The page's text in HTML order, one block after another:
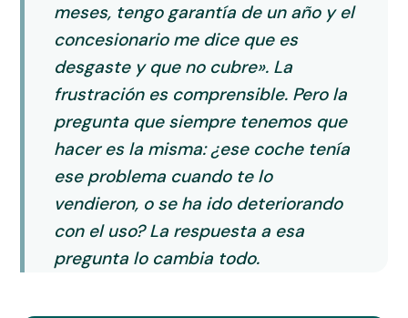
meses, tengo garantía de un año y el
concesionario me dice que es
desgaste y que no cubre». La
frustración es comprensible. Pero la
pregunta que siempre tenemos que
hacer es la misma:¿ese coche tenía
ese problema cuando te lo
vendieron, o se ha ido deteriorando
con el uso?La respuesta a esa
pregunta lo cambia todo.